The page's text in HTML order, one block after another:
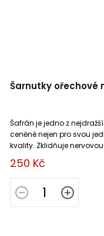
Šarnutky ořechové
250 Kč
Šafrán je jedno z
ceněné nejen pro svou
kvality. Zklidňuje